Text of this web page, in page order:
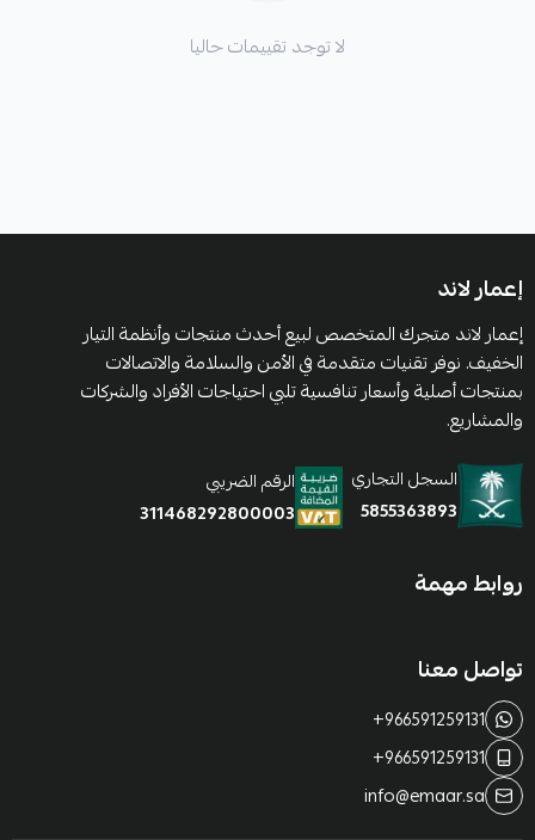
لا توجد تقييمات حاليا
إعمار لاند
إعمار لاند متجرك المتخصص لبيع أحدث منتجات وأنظمة التيار
الخفيف. نوفر تقنيات متقدمة في الأمن والسلامة والاتصالات
بمنتجات أصلية وأسعار تنافسية تلبي احتياجات الأفراد والشركات
والمشاريع.
السجل التجاري
5855363893
الرقم الضريبي
311468292800003
روابط مهمة
تواصل معنا
+966591259131
+966591259131
info@emaar.sa